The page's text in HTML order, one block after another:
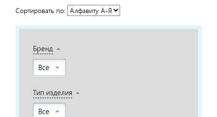
Сортировать по:
Бренд
Все
Тип изделия
Все